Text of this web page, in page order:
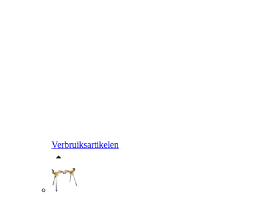
Verbruiksartikelen